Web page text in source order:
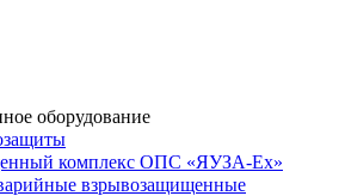
оборудование
комплекс ОПС «ЯУЗА-Ех»
взрывозащищенные